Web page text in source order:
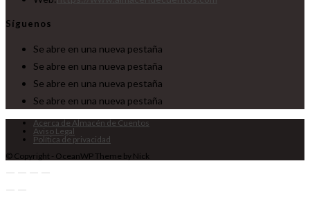
Síguenos
Se abre en una nueva pestaña
Se abre en una nueva pestaña
Se abre en una nueva pestaña
Se abre en una nueva pestaña
Acerca de Almacén de Cuentos
Aviso Legal
Política de privacidad
© Copyright - OceanWP Theme by Nick